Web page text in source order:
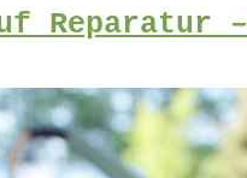
Reparatur